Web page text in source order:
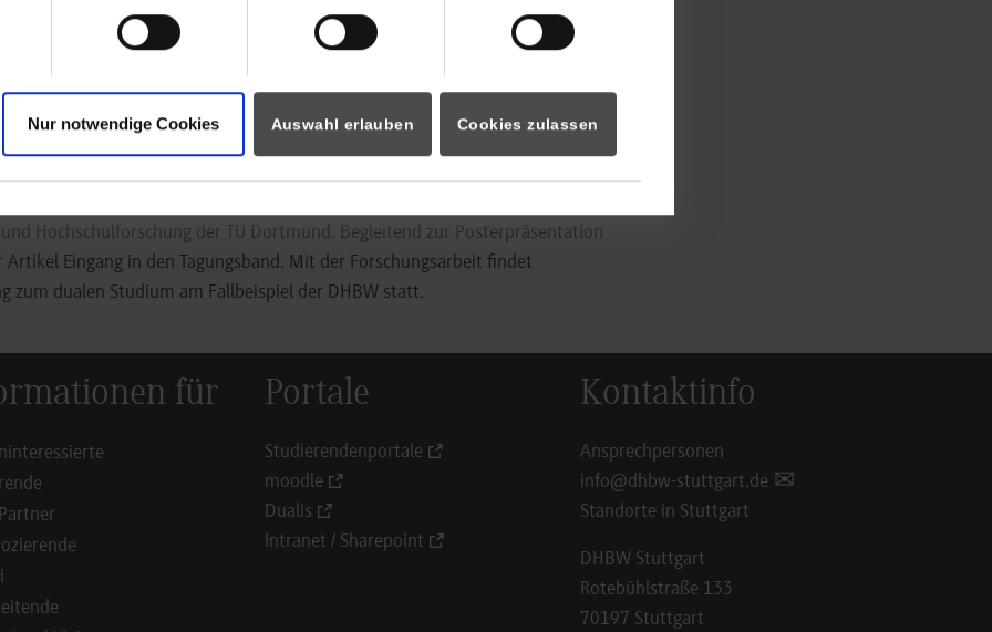
Nur notwendige Cookies Auswahl erlauben Cookies zulassen
und Gesellschaft – in der Fachdiskussion derzeit auch als „Third Mission“
und Hochschulbildung.
Hochschulforschung der TU Dortmund. Begleitend zur Posterpräsentation
Eingang in den Tagungsband. Mit der Forschungsarbeit findet
zum dualen Studium am Fallbeispiel der DHBW statt.
für Portale
Studierendenportale
moodle
Dualis
Intranet / Sharepoint
Kontaktinfo
Ansprechpersonen
info@dhbw-stuttgart.de
Standorte in Stuttgart
DHBW Stuttgart
Rotebühlstraße 133
70197 Stuttgart